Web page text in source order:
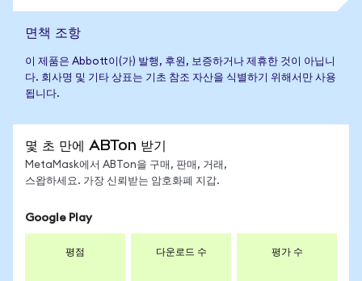
면책 조항
이 제품은 Abbott이(가) 발행, 후원, 보증하거나 제휴한 것이 아닙니
다. 회사명 및 기타 상표는 기초 참조 자산을 식별하기 위해서만 사용
됩니다.
몇 초 만에 ABTon 받기
MetaMask에서 ABTon을 구매, 판매, 거래,
스왑하세요. 가장 신뢰받는 암호화폐 지갑.
Google Play
평점 다운로드 수 평가 수